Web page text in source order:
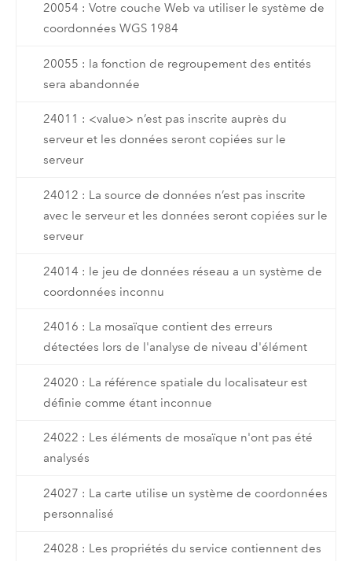
20054 : Votre couche Web va utiliser le système de
coordonnées WGS 1984
20055 : la fonction de regroupement des entités
sera abandonnée
24011 : <value> n’est pas inscrite auprès du
serveur et les données seront copiées sur le
serveur
24012 : La source de données n’est pas inscrite
avec le serveur et les données seront copiées sur le
serveur
24014 : le jeu de données réseau a un système de
coordonnées inconnu
24016 : La mosaïque contient des erreurs
détectées lors de l'analyse de niveau d'élément
24020 : La référence spatiale du localisateur est
définie comme étant inconnue
24022 : Les éléments de mosaïque n'ont pas été
analysés
24027 : La carte utilise un système de coordonnées
personnalisé
24028 : Les propriétés du service contiennent des